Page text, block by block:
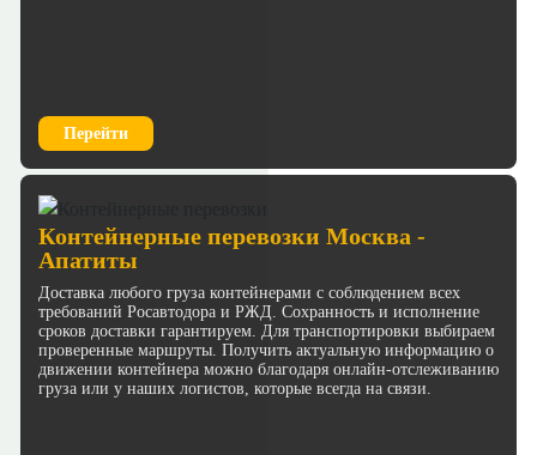
Перейти
Контейнерные перевозки Москва -
Апатиты
Доставка любого груза контейнерами с соблюдением всех
требований Росавтодора и РЖД. Сохранность и исполнение
сроков доставки гарантируем. Для транспортировки выбираем
проверенные маршруты. Получить актуальную информацию о
движении контейнера можно благодаря онлайн-отслеживанию
груза или у наших логистов, которые всегда на связи.